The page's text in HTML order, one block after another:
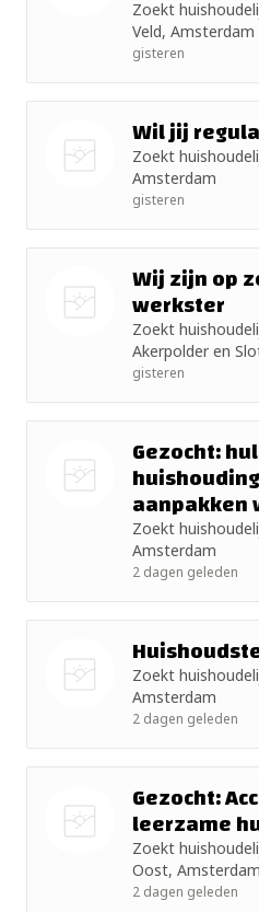
Zoekt
Veld, Amsterdam
gisteren
Wil jij
Zoekt
Amsterdam
gisteren
Wij zijn op
werkster
Zoekt
Akerpolder en
gisteren
Gezocht:
aanpakken
Zoekt
Amsterdam
2 dagen geleden
Zoekt
Amsterdam
2 dagen geleden
Gezocht:
leerzame
Zoekt
Oost, Amsterdam
2 dagen geleden